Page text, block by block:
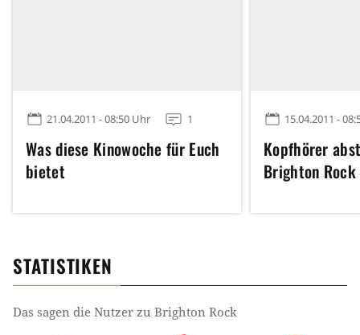
21.04.2011 - 08:50 Uhr 1
Was diese Kinowoche für Euch
bietet
15.04.2011 -
Kopfhörer
Brighton Rock
STATISTIKEN
Das sagen die Nutzer zu Brighton Rock